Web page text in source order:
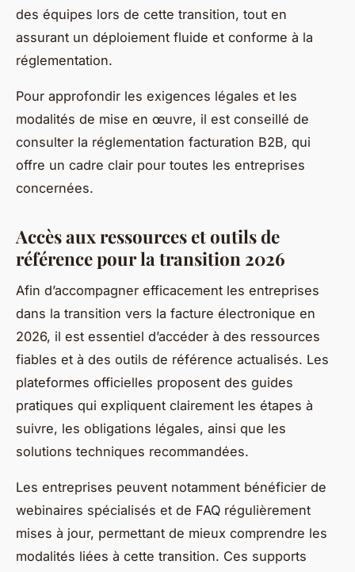
des équipes lors de cette transition, tout en
assurant un déploiement fluide et conforme à la
réglementation.
Pour approfondir les exigences légales et les
modalités de mise en œuvre, il est conseillé de
consulter la réglementation facturation B2B, qui
offre un cadre clair pour toutes les entreprises
concernées.
Accès aux ressources et outils de
référence pour la transition 2026
Afin d’accompagner efficacement les entreprises
dans la transition vers la facture électronique en
2026, il est essentiel d’accéder à des ressources
fiables et à des outils de référence actualisés. Les
plateformes officielles proposent des guides
pratiques qui expliquent clairement les étapes à
suivre, les obligations légales, ainsi que les
solutions techniques recommandées.
Les entreprises peuvent notamment bénéficier de
webinaires spécialisés et de FAQ régulièrement
mises à jour, permettant de mieux comprendre les
modalités liées à cette transition. Ces supports